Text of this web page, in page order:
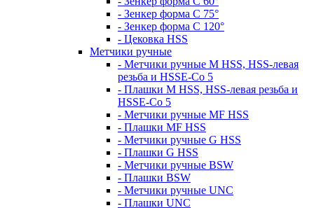
- Зенкер форма С 75°
- Зенкер форма С 120°
- Цековка HSS
Метчики ручные
- Метчики ручные M HSS, HSS-левая
резьба и HSSE-Co 5
- Плашки M HSS, HSS-левая резьба и
HSSE-Co 5
- Метчики ручные MF HSS
- Плашки MF HSS
- Метчики ручные G HSS
- Плашки G HSS
- Метчики ручные BSW
- Плашки BSW
- Метчики ручные UNC
- Плашки UNC